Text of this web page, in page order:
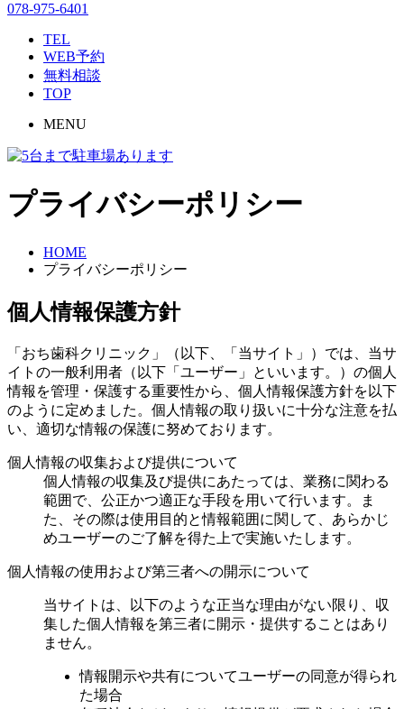
078-975-6401
TEL
WEB予約
無料相談
TOP
MENU
プライバシーポリシー
HOME
プライバシーポリシー
個人情報保護方針
「おち歯科クリニック」（以下、「当サイト」）では、当サ
イトの一般利用者（以下「ユーザー」といいます。）の個人
情報を管理・保護する重要性から、個人情報保護方針を以下
のように定めました。個人情報の取り扱いに十分な注意を払
い、適切な情報の保護に努めております。
個人情報の収集および提供について
個人情報の収集及び提供にあたっては、業務に関わる
範囲で、公正かつ適正な手段を用いて行います。ま
た、その際は使用目的と情報範囲に関して、あらかじ
めユーザーのご了解を得た上で実施いたします。
個人情報の使用および第三者への開示について
当サイトは、以下のような正当な理由がない限り、収
集した個人情報を第三者に開示・提供することはあり
ません。
情報開示や共有についてユーザーの同意が得られ
た場合